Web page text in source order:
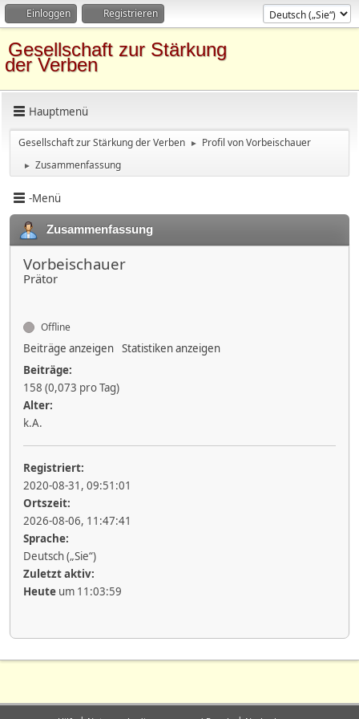
Einloggen Registrieren
Gesellschaft zur Stärkung
der Verben
Hauptmenü
Gesellschaft zur Stärkung der Verben ► Profil von Vorbeischauer
► Zusammenfassung
-Menü
Zusammenfassung
Vorbeischauer
Prätor
Offline
Beiträge anzeigen Statistiken anzeigen
Beiträge:
158 (0,073 pro Tag)
Alter:
k.A.
Registriert:
2020-08-31, 09:51:01
Ortszeit:
2026-08-06, 11:47:41
Sprache:
Deutsch („Sie“)
Zuletzt aktiv:
Heute um 11:03:59